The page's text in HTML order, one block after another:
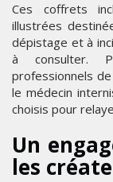
Ces coffrets
illustrées
dépistage et à
à consulter.
professionnels
le médecin
choisis pour
Un
les